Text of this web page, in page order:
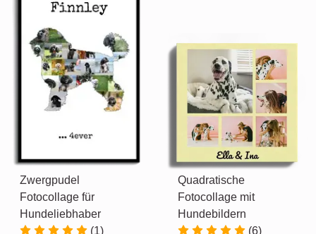
Zwergpudel
Fotocollage für
Hundeliebhaber
(1)
Quadratische
Fotocollage mit
Hundebildern
(6)